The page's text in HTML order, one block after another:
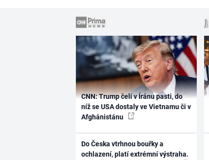
CNN: Trump čelí v Íránu pasti, do
níž se USA dostaly ve Vietnamu či v
Afghánistánu
Do Česka vtrhnou bouřky a
ochlazení, platí extrémní výstraha.